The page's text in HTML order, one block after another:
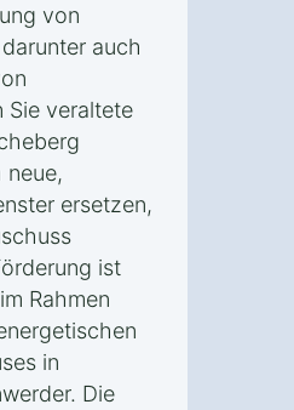
von
auch
Sie veraltete
neue,
ersetzen,
ist
Rahmen
in
Die